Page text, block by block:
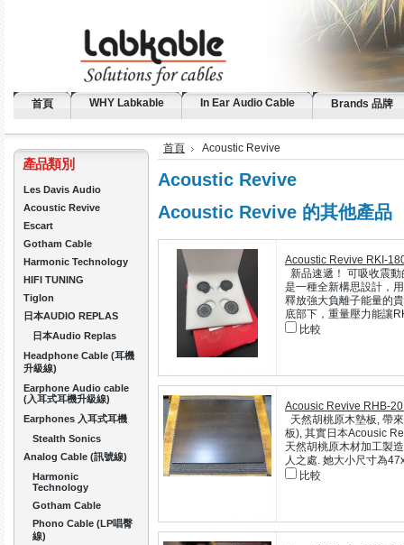
首頁 WHY Labkable In Ear Audio Cable Brands 品牌
產品類別
Les Davis Audio
Acoustic Revive
Escart
Gotham Cable
Harmonic Technology
HIFI TUNING
Tiglon
日本AUDIO REPLAS
日本Audio Replas
Headphone Cable (耳機
升級線)
Earphone Audio cable
(入耳式耳機升級線)
Earphones 入耳式耳機
Stealth Sonics
Analog Cable (訊號線)
Harmonic
Technology
Gotham Cable
Phono Cable (LP唱臀
線)
首頁 Acoustic Revive
Acoustic Revive
Acoustic Revive 的其他產品
Acoustic Revive RKI-
新品速遞！ 可吸收震
是一種全新構思設計，
釋放強大負離子能量的
底部下，重量壓力能讓
比較
Acousic Revive RHB-
天然胡桃原木墊板, 帶
板), 其實日本Acousic
天然胡桃原木材加工製
人之處. 她大小尺寸為
比較